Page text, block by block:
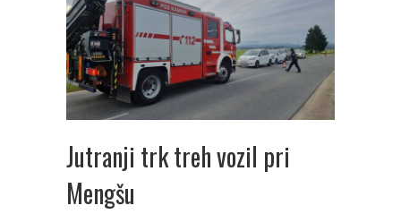
Jutranji trk treh vozil pri
Mengšu